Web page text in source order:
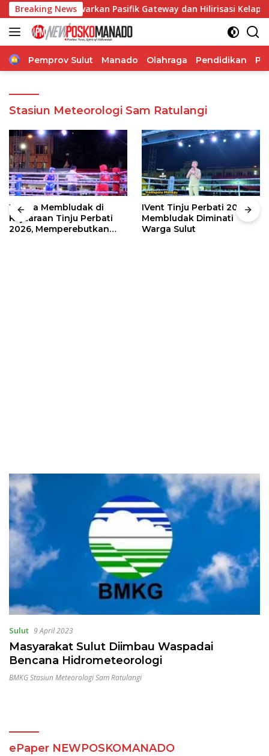
Langsung
ke
konten
Breaking News
Sulut Tawarkan Pasifik Gateway dan Hilirisasi Kelapa ke
Home
Pemprov Sulut Manado Olahraga Pendidikan
Stasiun Meteorologi Sam Ratulangi
Warga Membludak di
Kejuaraan Tinju Perbati
2026, Memperebutkan
IVent Tinju Perbati 2026
Membludak Diminati
Warga Sulut
Sulut 9 April 2023
Masyarakat Sulut Diimbau Waspadai
Bencana Hidrometeorologi
BMKG Stasiun Meteorologi Sam Ratulangi
ePaper NEWPOSKOMANADO